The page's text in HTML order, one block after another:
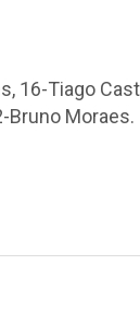
16-Tiago
Bruno Moraes.